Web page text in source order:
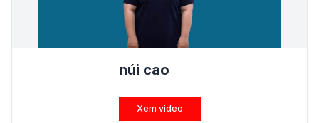
núi cao
Xem video